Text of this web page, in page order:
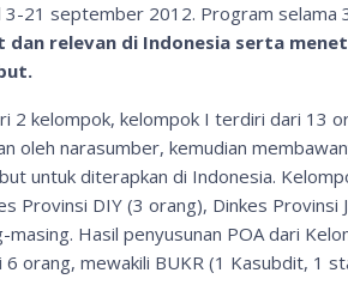
3-21 september 2012. Program selama
relevan di Indonesia serta
kelompok, kelompok I terdiri dari 13
oleh narasumber, kemudian
untuk diterapkan di Indonesia.
Provinsi DIY (3 orang), Dinkes
Hasil penyusunan POA dari
orang, mewakili BUKR (1 Kasubdit, 1